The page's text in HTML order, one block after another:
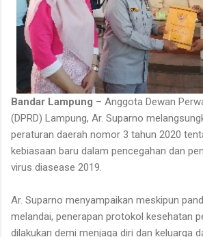
Bandar Lampung – Anggota Dewan
(DPRD) Lampung, Ar. Suparno
peraturan daerah nomor 3 tahun 2020
kebiasaan baru dalam pencegahan dan
virus diasease 2019.
Ar. Suparno menyampaikan meskipun
melandai, penerapan protokol kesehatan
dilakukan demi menjaga diri dan keluarga